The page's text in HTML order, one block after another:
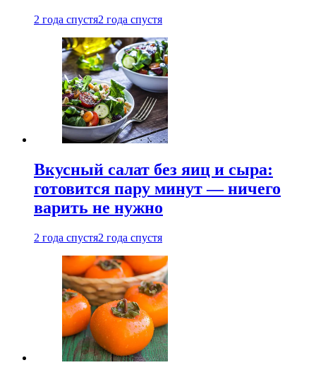
2 года спустя2 года спустя
Вкусный салат без яиц и сыра:
готовится пару минут — ничего
варить не нужно
2 года спустя2 года спустя